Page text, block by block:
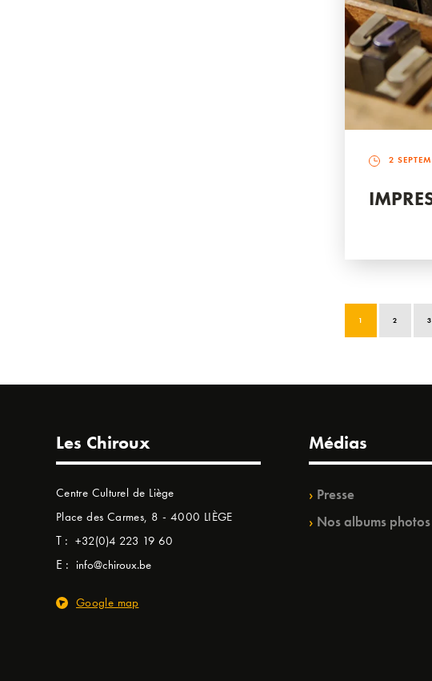
2
1 2 3
Les Chiroux
Centre Culturel de Liège
Place des Carmes, 8 - 4000 LIÈGE
T : +32(0)4 223 19 60
E : info@chiroux.be
Google map
Médias
Presse
Nos albums photos